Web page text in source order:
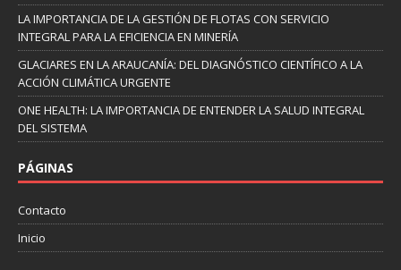
LA IMPORTANCIA DE LA GESTIÓN DE FLOTAS CON SERVICIO
INTEGRAL PARA LA EFICIENCIA EN MINERÍA
GLACIARES EN LA ARAUCANÍA: DEL DIAGNÓSTICO CIENTÍFICO A LA
ACCIÓN CLIMÁTICA URGENTE
ONE HEALTH: LA IMPORTANCIA DE ENTENDER LA SALUD INTEGRAL
DEL SISTEMA
PÁGINAS
Contacto
Inicio